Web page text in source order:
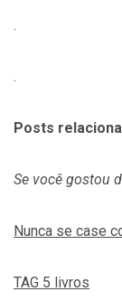
.
.
Posts
Se você gostou
Nunca se case
TAG 5 livros